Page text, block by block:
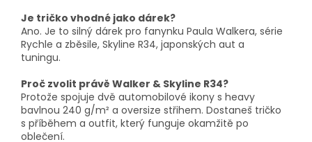
Je tričko vhodné jako dárek?
Ano. Je to silný dárek pro fanynku Paula Walkera, série
Rychle a zběsile, Skyline R34, japonských aut a
tuningu.
Proč zvolit právě Walker & Skyline R34?
Protože spojuje dvě automobilové ikony s heavy
bavlnou 240 g/m² a oversize střihem. Dostaneš tričko
s příběhem a outfit, který funguje okamžitě po
oblečení.